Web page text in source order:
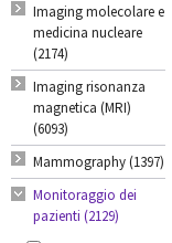
Imaging molecolare e
medicina nucleare
(2174)
Imaging risonanza
magnetica (MRI)
(6093)
Mammography (1397)
Monitoraggio dei
pazienti (2129)